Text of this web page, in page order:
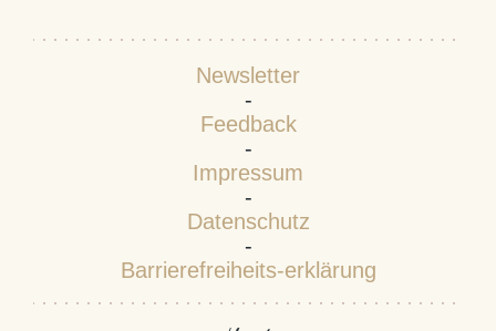
Newsletter
-
Feedback
-
Impressum
-
Datenschutz
-
Barrierefreiheits-erklärung